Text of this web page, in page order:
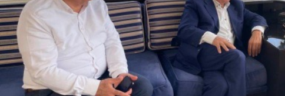
مصادر مواكبة للمفاوضات ... أيّ نتائج حاسمة؟